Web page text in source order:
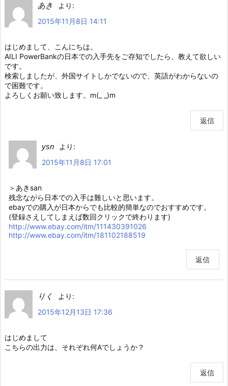
あき
より:
2015年11月8日 14:11
はじめまして、こんにちは。
AILI PowerBankの日本での入手先をご存知でしたら、教えて欲しい
です。
検索しましたが、外国サイトしかでないので、英語がわからないの
で困難です。
よろしくお願い致します。m(_ _)m
返信
ysn
より:
2015年11月8日 17:01
＞あきsan
残念ながら日本での入手は難しいと思います。
ebayでの購入が日本からでも比較的簡単なのでおすすめです。
(登録さえしてしまえば数回クリックで終わります)
http://www.ebay.com/itm/111430391026
http://www.ebay.com/itm/181102188519
返信
りく
より:
2015年12月13日 17:36
はじめまして
こちらの出力は、それぞれ何Aでしょうか？
返信